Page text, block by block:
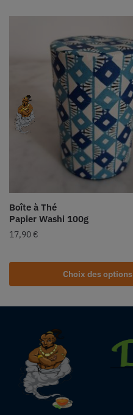
Boîte à Thé
Papier Washi 100g
17,90 €
Choix des options